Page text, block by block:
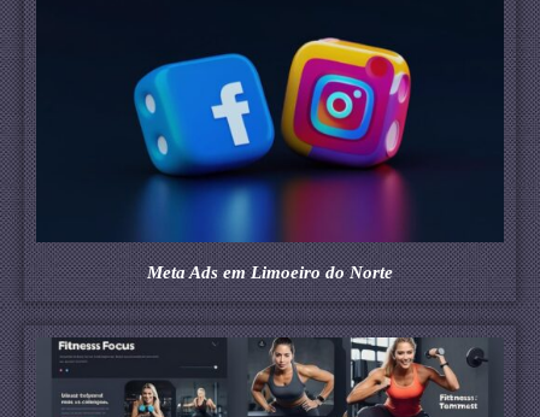
Meta Ads em Limoeiro do Norte